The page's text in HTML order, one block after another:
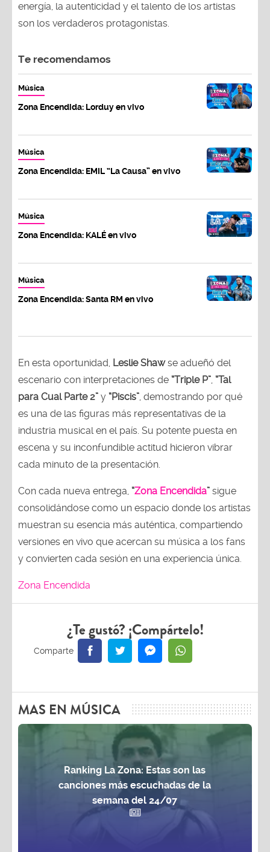
energía, la autenticidad y el talento de los artistas
son los verdaderos protagonistas.
Te recomendamos
Música
Zona Encendida: Lorduy en vivo
Música
Zona Encendida: EMIL “La Causa” en vivo
Música
Zona Encendida: KALÉ en vivo
Música
Zona Encendida: Santa RM en vivo
En esta oportunidad, Leslie Shawse adueñó del
escenario con interpretaciones de “Triple P”, “Tal
para Cual Parte 2” y “Piscis”, demostrando por qué
es una de las figuras más representativas de la
industria musical en el país. Su potente puesta en
escena y su inconfundible actitud hicieron vibrar
cada minuto de la presentación.
Con cada nueva entrega, “Zona Encendida” sigue
consolidándose como un espacio donde los artistas
muestran su esencia más auténtica, compartiendo
versiones en vivo que acercan su música a los fans
y convierten cada sesión en una experiencia única.
Zona Encendida
¿Te gustó? ¡Compártelo!
MAS EN MÚSICA
Ranking La Zona: Estas son las
canciones más escuchadas de la
semana del 24/07